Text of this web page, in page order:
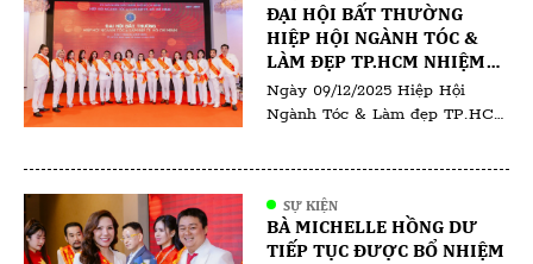
dụng công nghệ vào ngành làm
đẹp và chăm sóc sức khỏe tại
Việt Nam. Sự kiện quy tụ các
doanh nghiệp làm đẹp, đối tác
[…]
ĐẠI HỘI BẤT THƯỜNG
HIỆP HỘI NGÀNH TÓC &
LÀM ĐẸP TP.HCM NHIỆM
KỲ I (2025–2030)
Ngày 09/12/2025 Hiệp Hội
Ngành Tóc & Làm đẹp TP.HCM
của đông đảo hội viên, các
chuyên gia trong ngành cùng
đại diện salon, học viện đào tạo
SỰ KIỆN
BÀ MICHELLE HỒNG DƯ
TIẾP TỤC ĐƯỢC BỔ NHIỆM